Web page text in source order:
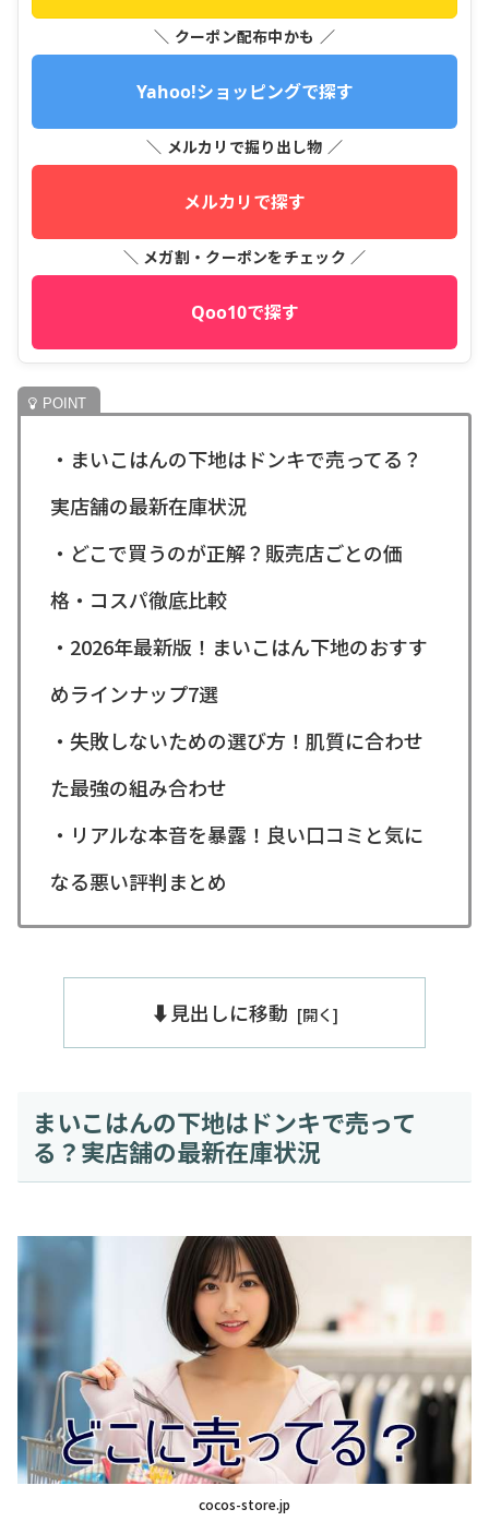
＼ クーポン配布中かも ／
Yahoo!ショッピングで探す
＼ メルカリで掘り出し物 ／
メルカリで探す
＼ メガ割・クーポンをチェック ／
Qoo10で探す
・まいこはんの下地はドンキで売ってる？
実店舗の最新在庫状況
・どこで買うのが正解？販売店ごとの価
格・コスパ徹底比較
・2026年最新版！まいこはん下地のおすす
めラインナップ7選
・失敗しないための選び方！肌質に合わせ
た最強の組み合わせ
・リアルな本音を暴露！良い口コミと気に
なる悪い評判まとめ
⬇️見出しに移動
まいこはんの下地はドンキで売って
る？実店舗の最新在庫状況
cocos-store.jp